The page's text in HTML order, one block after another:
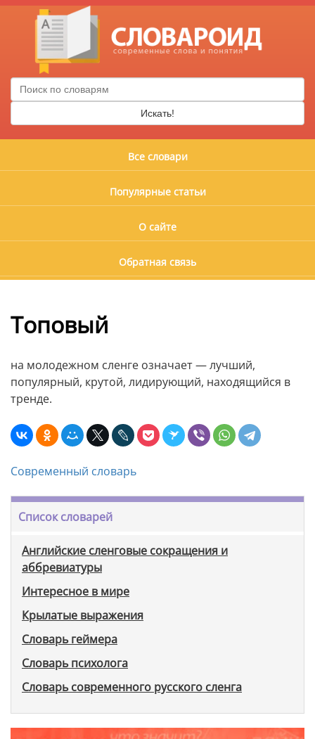
Искать!
Все словари
Популярные статьи
О сайте
Обратная связь
Топовый
на молодежном сленге означает — лучший,
популярный, крутой, лидирующий, находящийся в
тренде.
Современный словарь
Список словарей
Английские сленговые сокращения и
аббревиатуры
Интересное в мире
Крылатые выражения
Словарь геймера
Словарь психолога
Словарь современного русского сленга